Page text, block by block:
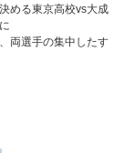
める東京高校vs大成
両選手の集中したす